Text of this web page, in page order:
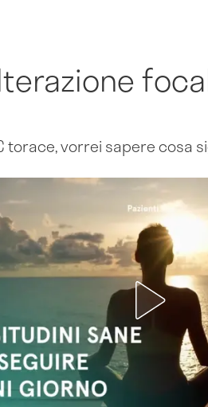
torace, vorrei sapere